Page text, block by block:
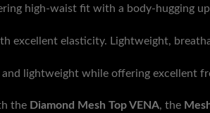
high-waist fit with a body-hugging
excellent elasticity. Lightweight,
lightweight while offering excellent
the Diamond Mesh Top VENA, the